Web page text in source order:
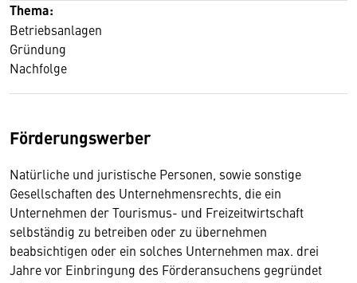
Thema:
Betriebsanlagen
Gründung
Nachfolge
Förderungswerber
Natürliche und juristische Personen, sowie sonstige
Gesellschaften des Unternehmensrechts, die ein
Unternehmen der Tourismus- und Freizeitwirtschaft
selbständig zu betreiben oder zu übernehmen
beabsichtigen oder ein solches Unternehmen max. drei
Jahre vor Einbringung des Förderansuchens gegründet